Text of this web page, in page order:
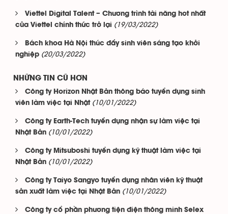
Viettel Digital Talent – Chương trình tài năng hot nhất
của Viettel chính thức trở lại (19/03/2022)
Bách khoa Hà Nội thúc đẩy sinh viên sáng tạo khởi
nghiệp (20/03/2022)
NHỮNG TIN CŨ HƠN
Công ty Horizon Nhật Bản thông báo tuyển dụng sinh
viên làm việc tại Nhật (10/01/2022)
Công ty Earth-Tech tuyển dụng nhận sự làm việc tại
Nhật Bản (10/01/2022)
Công ty Mitsuboshi tuyển dụng kỹ thuật làm việc tại
Nhật Bản (10/01/2022)
Công ty Taiyo Sangyo tuyển dụng nhân viên kỹ thuật
sản xuất làm việc tại Nhật Bản (10/01/2022)
Công ty cổ phần phương tiện điện thông minh Selex